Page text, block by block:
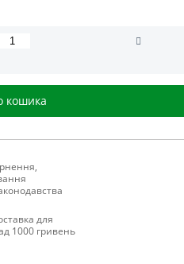
кошика
для
1000 гривень